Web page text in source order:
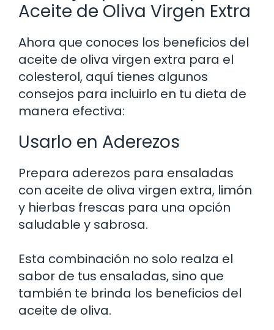
Aceite de Oliva Virgen Extra
Ahora que conoces los beneficios del
aceite de oliva virgen extra para el
colesterol, aquí tienes algunos
consejos para incluirlo en tu dieta de
manera efectiva:
Usarlo en Aderezos
Prepara aderezos para ensaladas
con aceite de oliva virgen extra, limón
y hierbas frescas para una opción
saludable y sabrosa.
Esta combinación no solo realza el
sabor de tus ensaladas, sino que
también te brinda los beneficios del
aceite de oliva.